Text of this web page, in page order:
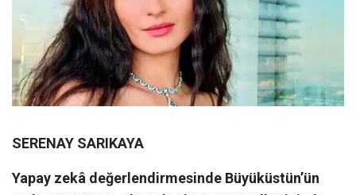
SERENAY SARIKAYA
Yapay zekâ değerlendirmesinde Büyüküstün’ün